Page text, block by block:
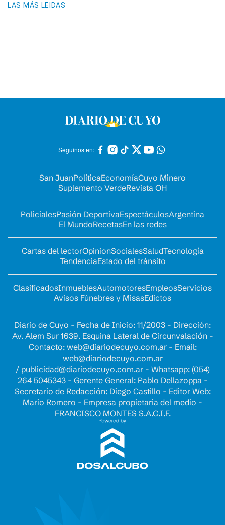
LAS MÁS LEIDAS
Seguinos en:
San JuanPolíticaEconomíaCuyo Minero
Suplemento VerdeRevista OH
PolicialesPasión DeportivaEspectáculosArgentina
El MundoRecetasEn las redes
Cartas del lectorOpinionSocialesSaludTecnología
TendenciaEstado del tránsito
ClasificadosInmueblesAutomotoresEmpleosServicios
Avisos Fúnebres y MisasEdictos
Diario de Cuyo - Fecha de Inicio: 11/2003 - Dirección:
Av. Alem Sur 1639. Esquina Lateral de Circunvalación -
Contacto: web@diariodecuyo.com.ar- Email:
web@diariodecuyo.com.ar
/ publicidad@diariodecuyo.com.ar- Whatsapp: (054)
264 5045343 - Gerente General: Pablo Dellazoppa -
Secretario de Redacción: Diego Castillo - Editor Web:
Mario Romero - Empresa propietaria del medio -
FRANCISCO MONTES S.A.C.I.F.